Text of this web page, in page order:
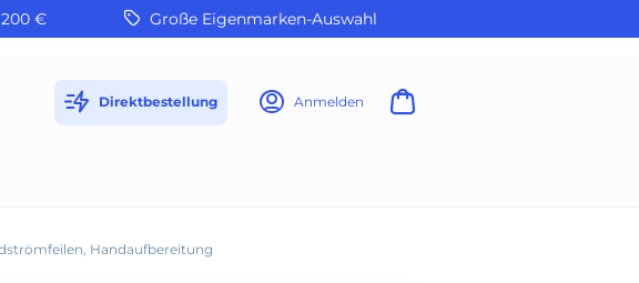
€ Große Eigenmarken-Auswahl
Direktbestellung Anmelden
Handaufbereitung